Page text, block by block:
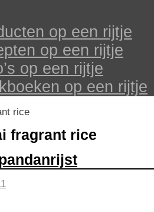
op een rijtje
op een rijtje
op een rijtje
op een rijtje
rice
fragrant rice